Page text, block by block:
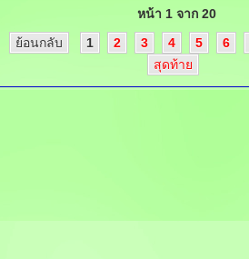
หน้า 1 จาก 20
ย้อนกลับ 1 2 3 4 5 6
สุดท้าย